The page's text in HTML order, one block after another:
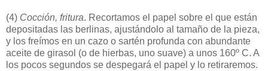
(4) Cocción, fritura. Recortamos el papel sobre el que están
depositadas las berlinas, ajustándolo al tamaño de la pieza,
y los freímos en un cazo o sartén profunda con abundante
aceite de girasol (o de hierbas, uno suave) a unos 160º C. A
los pocos segundos se despegará el papel y lo retiraremos.